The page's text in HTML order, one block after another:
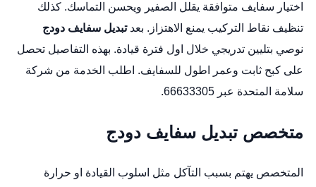
اختيار سفايف متوافقة يقلل الصفير ويحسن التماسك. كذلك
تنظيف نقاط التركيب يمنع الاهتزاز. بعدتبديل سفايف دودج
نوصي بتليين تدريجي خلال اول فترة قيادة. بهذه التفاصيل تحصل
على كبح ثابت وعمر اطول للسفايف. اطلب الخدمة من شركة
سلامة المتحدة عبر 66633305.
متخصص تبديل سفايف دودج
المتخصص يهتم بسبب التآكل مثل اسلوب القيادة او حرارة